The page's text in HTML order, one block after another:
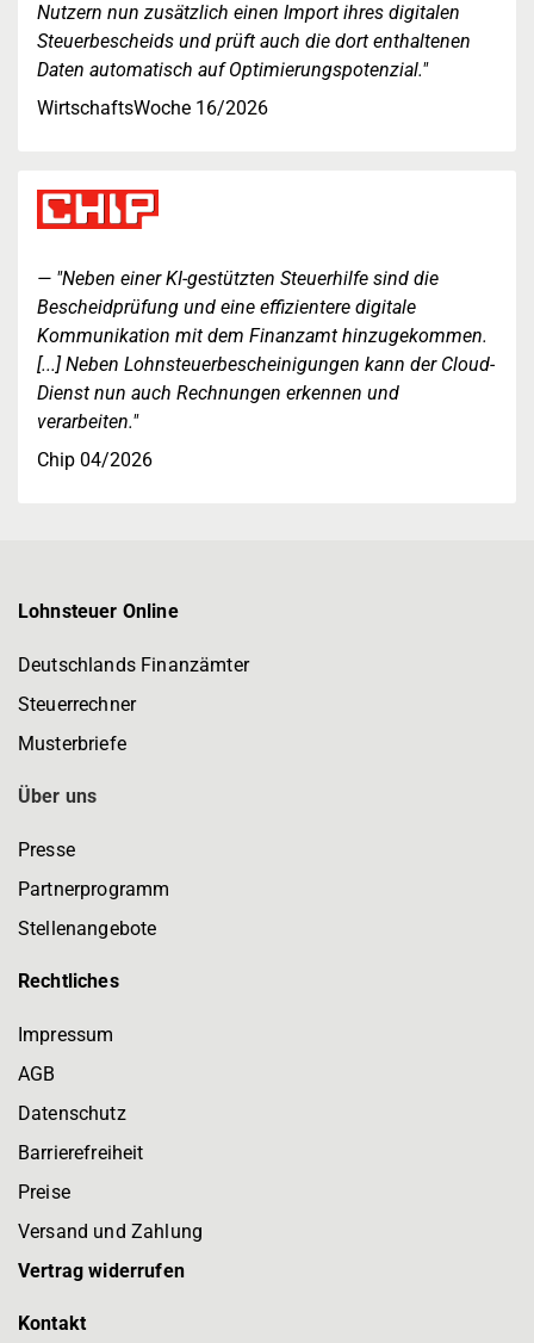
Nutzern nun zusätzlich einen Import ihres digitalen
Steuerbescheids und prüft auch die dort enthaltenen
Daten automatisch auf Optimierungspotenzial."
WirtschaftsWoche 16/2026
"Neben einer KI-gestützten Steuerhilfe sind die
Bescheidprüfung und eine effizientere digitale
Kommunikation mit dem Finanzamt hinzugekommen.
[...] Neben Lohnsteuerbescheinigungen kann der Cloud-
Dienst nun auch Rechnungen erkennen und
verarbeiten."
Chip 04/2026
Lohnsteuer Online
Deutschlands Finanzämter
Steuerrechner
Musterbriefe
Über uns
Presse
Partnerprogramm
Stellenangebote
Rechtliches
Impressum
AGB
Datenschutz
Barrierefreiheit
Preise
Versand und Zahlung
Vertrag widerrufen
Kontakt